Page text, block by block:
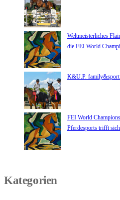
Weltmeisterliches
die FEI World
K&U.P.
FEI World
Pferdesports trifft
Kategorien